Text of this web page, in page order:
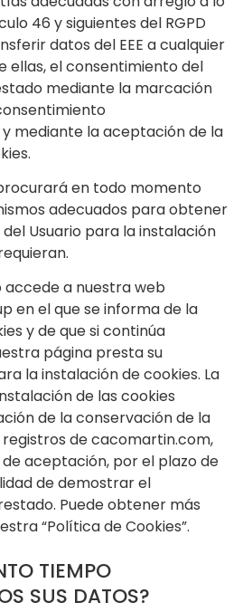
46 y siguientes del RGPD
datos del EEE a cualquier
ellas, el consentimiento del
mediante la marcación
mediante la aceptación de la
en todo momento
adecuados para obtener
Usuario para la instalación
accede a nuestra web
en el que se informa de la
y de que si continúa
stra página presta su
la instalación de cookies. La
de las cookies
de la conservación de la
registros de cacomartin.com,
aceptación, por el plazo de
de demostrar el
Puede obtener más
“Política de Cookies”.
TIEMPO
SUS DATOS?